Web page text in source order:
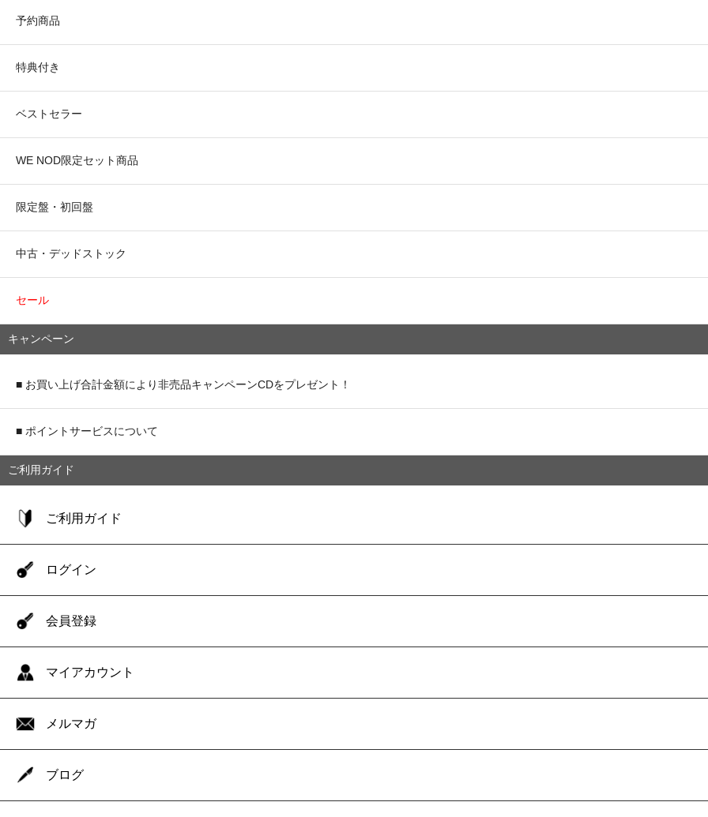
予約商品
特典付き
ベストセラー
WE NOD限定セット商品
限定盤・初回盤
中古・デッドストック
セール
キャンペーン
■ お買い上げ合計金額により非売品キャンペーンCDをプレゼント！
■ ポイントサービスについて
ご利用ガイド
ご利用ガイド
ログイン
会員登録
マイアカウント
メルマガ
ブログ